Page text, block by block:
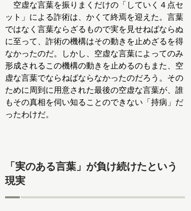
空虚な言葉を振りまくだけの「していく４点セ
ット」による詐術は、かくて終焉を迎えた。言葉
ではなく言葉ならざるもので実を見せねばならぬ
に至って、詐術の機構はその動きを止めざるを得
なかったのだ。しかし、空虚な言葉によってのみ
形成されるこの機構の動きを止めるのもまた、空
虚な言葉でならねばならなかったのだろう。その
ために周到に用意された最後の空虚な言葉が、誰
もその真相を伺い知ることのできない「持病」だ
ったわけだ。
「実のある言葉」が負け続けたという
現実